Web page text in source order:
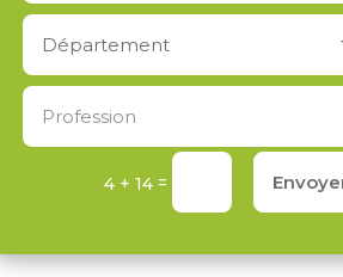
4 + 14 =